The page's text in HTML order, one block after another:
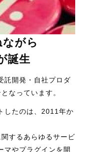
ながら
誕生
託開発・自社プロダ
なっています。
したのは、2011年か
するあらゆるサービ
マやプラグインを開